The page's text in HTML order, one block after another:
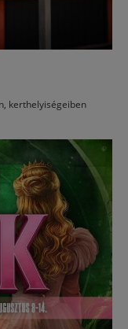
kerthelyiségeiben